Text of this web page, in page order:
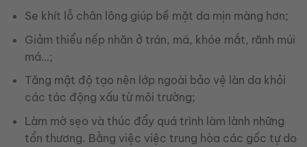
Se khít lỗ chân lông giúp bề mặt da mịn màng hơn;
Giảm thiểu nếp nhăn ở trán, má, khóe mắt, rãnh múi
má…;
Tăng mật độ tạo nên lớp ngoài bảo vệ làn da khỏi
các tác động xấu từ môi trường;
Làm mờ sẹo và thúc đẩy quá trình làm lành những
tổn thương. Bằng việc việc trung hòa các gốc tự do